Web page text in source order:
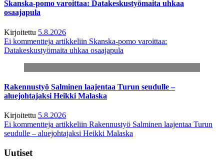
Skanska-pomo varoittaa: Datakeskustyömaita uhkaa
osaajapula
Kirjoitettu 5.8.2026
Ei kommentteja artikkeliin Skanska-pomo varoittaa:
Datakeskustyömaita uhkaa osaajapula
Rakennustyö Salminen laajentaa Turun seudulle –
aluejohtajaksi Heikki Malaska
Kirjoitettu 5.8.2026
Ei kommentteja artikkeliin Rakennustyö Salminen laajentaa Turun
seudulle – aluejohtajaksi Heikki Malaska
Uutiset